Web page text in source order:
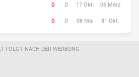
0 0 17 Okt. 06 März
0 0 08 Mai 31 Okt.
FOLGT NACH DER WERBUNG